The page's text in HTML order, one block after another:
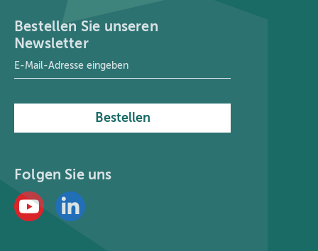
Bestellen Sie unseren
Newsletter
E-Mail-Adresse
Bestellen
Folgen Sie uns